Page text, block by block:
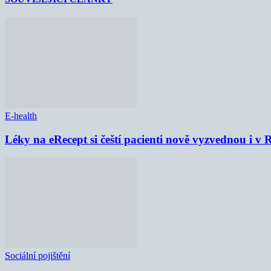
E-health
Léky na eRecept si čeští pacienti nově vyzvednou i v
Sociální pojištění